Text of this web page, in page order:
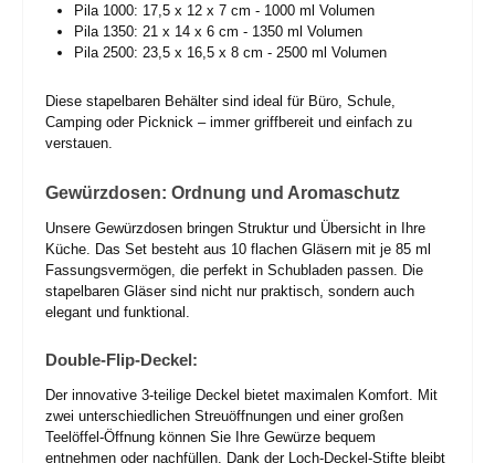
Pila 1000: 17,5 x 12 x 7 cm - 1000 ml Volumen
Pila 1350: 21 x 14 x 6 cm - 1350 ml Volumen
Pila 2500: 23,5 x 16,5 x 8 cm - 2500 ml Volumen
Diese stapelbaren Behälter sind ideal für Büro, Schule,
Camping oder Picknick – immer griffbereit und einfach zu
verstauen.
Gewürzdosen: Ordnung und Aromaschutz
Unsere Gewürzdosen bringen Struktur und Übersicht in Ihre
Küche. Das Set besteht aus 10 flachen Gläsern mit je 85 ml
Fassungsvermögen, die perfekt in Schubladen passen. Die
stapelbaren Gläser sind nicht nur praktisch, sondern auch
elegant und funktional.
Double-Flip-Deckel:
Der innovative 3-teilige Deckel bietet maximalen Komfort. Mit
zwei unterschiedlichen Streuöffnungen und einer großen
Teelöffel-Öffnung können Sie Ihre Gewürze bequem
entnehmen oder nachfüllen. Dank der Loch-Deckel-Stifte bleibt